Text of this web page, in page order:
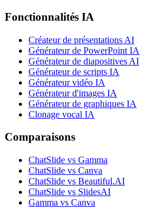
Fonctionnalités IA
Créateur de présentations AI
Générateur de PowerPoint IA
Générateur de diapositives AI
Générateur de scripts IA
Générateur vidéo IA
Générateur d'images IA
Générateur de graphiques IA
Clonage vocal IA
Comparaisons
ChatSlide vs Gamma
ChatSlide vs Canva
ChatSlide vs Beautiful.AI
ChatSlide vs SlidesAI
Gamma vs Canva